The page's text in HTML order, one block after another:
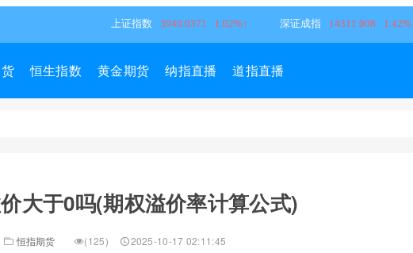
恒生指数 黄金期货 纳指直播 道指直播
大于0吗(期权溢价率计算公式)
恒指期货 (125) 2025-10-17 02:11:45